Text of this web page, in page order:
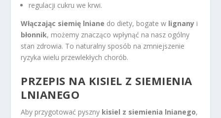
regulacji cukru we krwi.
Włączając siemię lniane do diety, bogate w lignany i
błonnik, możemy znacząco wpłynąć na nasz ogólny
stan zdrowia. To naturalny sposób na zmniejszenie
ryzyka wielu przewlekłych chorób.
PRZEPIS NA KISIEL Z SIEMIENIA
LNIANEGO
Aby przygotować pyszny kisiel z siemienia lnianego,